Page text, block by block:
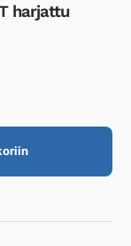
harjattu